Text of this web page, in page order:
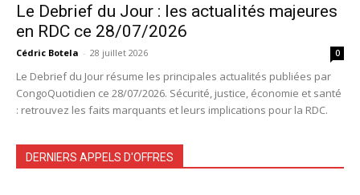
Le Debrief du Jour : les actualités majeures
en RDC ce 28/07/2026
Cédric Botela - 28 juillet 2026 0
Le Debrief du Jour résume les principales actualités publiées par
CongoQuotidien ce 28/07/2026. Sécurité, justice, économie et santé
: retrouvez les faits marquants et leurs implications pour la RDC.
DERNIERS APPELS D'OFFRES